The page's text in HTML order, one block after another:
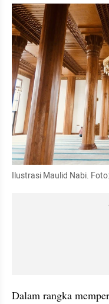
Ilustrasi Maulid Nabi.
Dalam rangka